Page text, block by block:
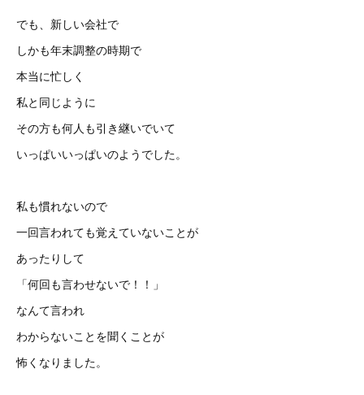
でも、新しい会社で
しかも年末調整の時期で
本当に忙しく
私と同じように
その方も何人も引き継いでいて
いっぱいいっぱいのようでした。
私も慣れないので
一回言われても覚えていないことが
あったりして
「何回も言わせないで！！」
なんて言われ
わからないことを聞くことが
怖くなりました。